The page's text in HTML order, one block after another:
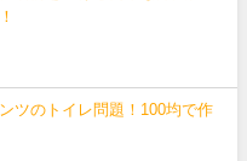
ツのトイレ問題！100均で作